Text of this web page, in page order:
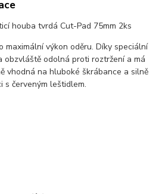
houba tvrdá Cut-Pad 75mm 2ks
maximální výkon oděru. Díky speciální
obzvláště odolná proti roztržení a má
vhodná na hluboké škrábance a silně
s červeným leštidlem.